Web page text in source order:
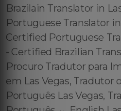
Brazilain Translator in
Portuguese Translator in
Certified Portuguese
- Certified Brazilian
Procuro Tradutor para
em Las Vegas, Tradutor
Português Las Vegas,